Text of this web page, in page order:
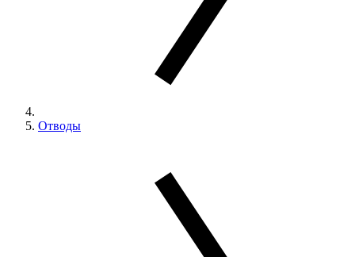
Отводы